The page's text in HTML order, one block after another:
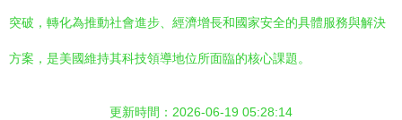
突破，轉化為推動社會進步、經濟增長和國家安全的具體服務與解決
方案，是美國維持其科技領導地位所面臨的核心課題。
更新時間：2026-06-19 05:28:14